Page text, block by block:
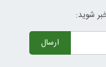
شوید:
ارسال